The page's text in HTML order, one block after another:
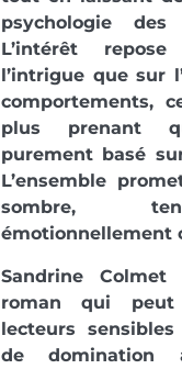
psychologie des
L’intérêt
l’intrigue que sur
comportements,
plus prenant
purement basé
L’ensemble
sombre,
émotionnellement
Sandrine
roman qui
lecteurs
de domination